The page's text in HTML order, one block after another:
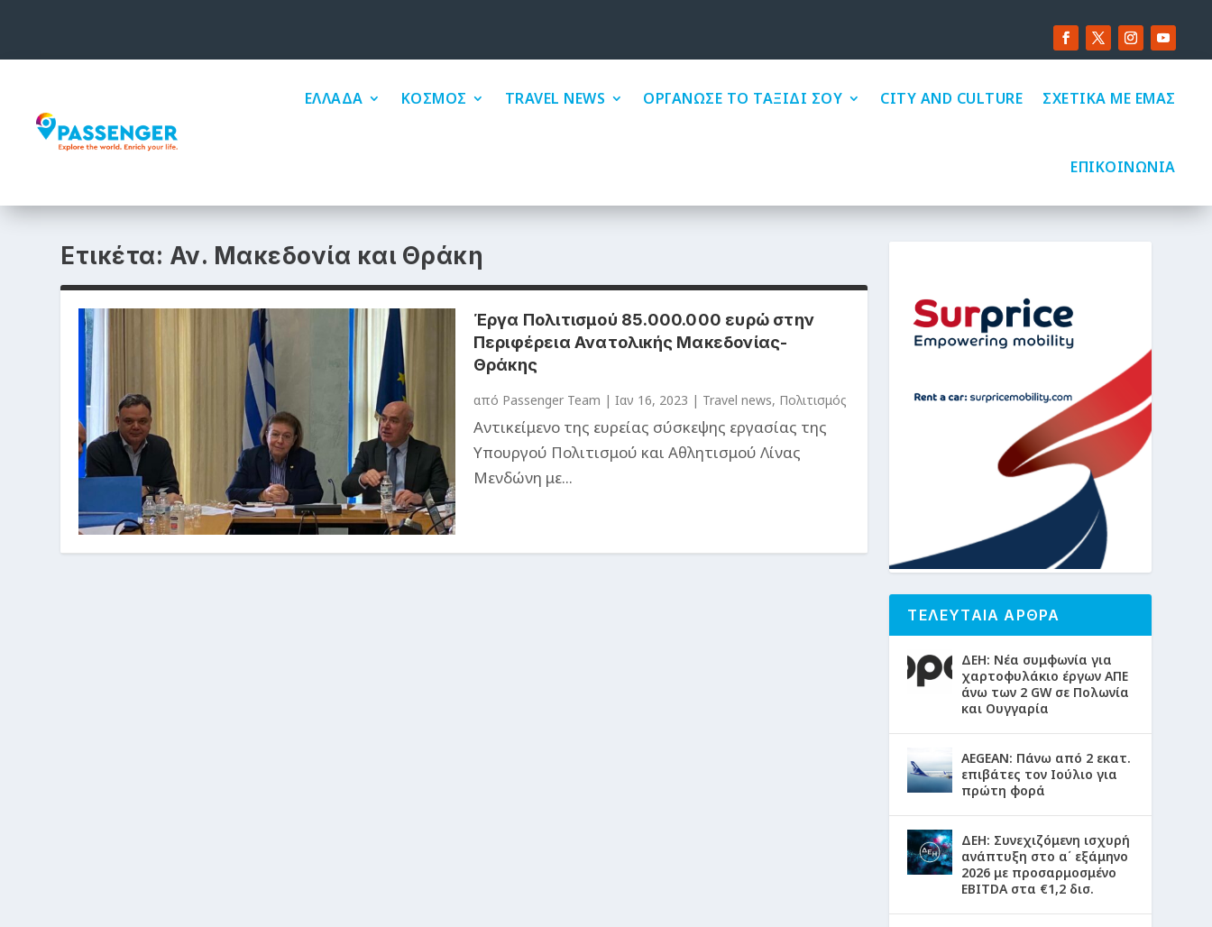
ΕΛΛΑΔΑ ΚΟΣΜΟΣ TRAVEL NEWS ΟΡΓΑΝΩΣΕ ΤΟ ΤΑΞΙΔΙ ΣΟΥ CITY AND CULTURE ΣΧΕΤΙΚΑ ΜΕ ΕΜΑΣ
ΕΠΙΚΟΙΝΩΝΙΑ
Ετικέτα: Αν. Μακεδονία και Θράκη
Έργα Πολιτισμού 85.000.000 ευρώ στην
Περιφέρεια Ανατολικής Μακεδονίας-
Θράκης
από Passenger Team | Ιαν 16, 2023 | Travel news, Πολιτισμός
Αντικείμενο της ευρείας σύσκεψης εργασίας της
Υπουργού Πολιτισμού και Αθλητισμού Λίνας
Μενδώνη με...
ΤΕΛΕΥΤΑΙΑ ΑΡΘΡΑ
ΔΕΗ: Νέα συμφωνία για
χαρτοφυλάκιο έργων ΑΠΕ
άνω των 2 GW σε Πολωνία
και Ουγγαρία
AEGEAN: Πάνω από 2 εκατ.
επιβάτες τον Ιούλιο για
πρώτη φορά
ΔΕΗ: Συνεχιζόμενη ισχυρή
ανάπτυξη στο α΄ εξάμηνο
2026 με προσαρμοσμένο
EBITDA στα €1,2 δισ.